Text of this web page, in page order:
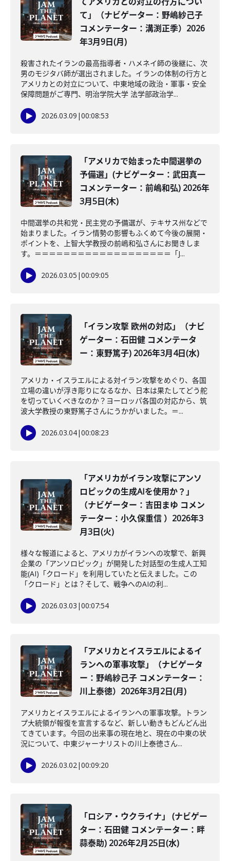
て」（ナビゲーター：野嶋紗己子
コメンテーター：溝渕正季）2026
年3月9日(月)
殺害されたイランの最高指導者・ハメネイ師の後継に、次
男のモジタバ師が選出されました。イランの体制の行方と
アメリカとの対立について、中東地域の政治・軍事・安全
保障問題がご専門、明治学院大学 法学部政治学...
2026.03.09 |00:08:53
「アメリカで始まった中間選挙の
予備選」(ナビゲーター：武田真一
コメンテーター：前嶋和弘) 2026年
3月5日(木)
中間選挙の共和党・民主党の予備選が、テキサス州などで
始まりました。イラン情勢の影響もふくめて今後の展開・
ポイントを、上智大学教授の前嶋和弘さんにお聞きしま
す。＝＝＝＝＝＝＝＝＝＝＝＝＝＝＝＝＝＝＝「J...
2026.03.05 |00:09:05
「イラン攻撃 欧州の対応」（ナビ
ゲーター：石田健 コメンテータ
ー：東野篤子) 2026年3月4日(水)
アメリカ・イスラエルによる対イラン攻撃をめぐり、各国
立場の違いが浮き彫りになるなか、日本は果たしてどう舵
を切っていくべきなのか？ヨーロッパ各国の対応から、筑
波大学教授の東野篤子さんにうかがいました。＝...
2026.03.04|00:08:23
「アメリカがイラン攻撃にアンソ
ロピックの生成AIを使用か？」
（ナビゲーター：吉田まゆ コメン
テーター：小久保重信 ）2026年3
月3日(火)
様々な報道によると、アメリカがイランへの攻撃で、新興
企業の「アンソロピック」が開発した対話型の生成人工知
能(AI)「クロード」を利用していたと伝えました。この
「クロード」とは？そして、戦争へのAIの利...
2026.03.03 |00:07:54
「アメリカとイスラエルによるイ
ランへの軍事攻撃」（ナビゲータ
ー：野嶋紗己子 コメンテーター：
川上泰徳）2026年3月2日(月)
アメリカとイスラエルによるイランへの軍事攻撃。トラン
プ大統領が報復を宣言するなど、新しい動きもどんどん出
てきています。今回の出来事の現在地と、現在の中東の状
況について、中東ジャーナリストの川上泰徳さん...
2026.03.02|00:09:20
「ロシア・ウクライナ」 (ナビゲー
ター：石田健 コメンテーター：畔
蒜泰助) 2026年2月25日(水)